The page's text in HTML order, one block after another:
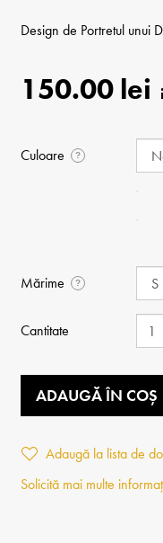
Design de Portretul unui
150.00 lei
Culoare ?
Mărime ?
Cantitate
ADAUGĂ ÎN COȘ
Adaugă la lista de
Solicită mai multe